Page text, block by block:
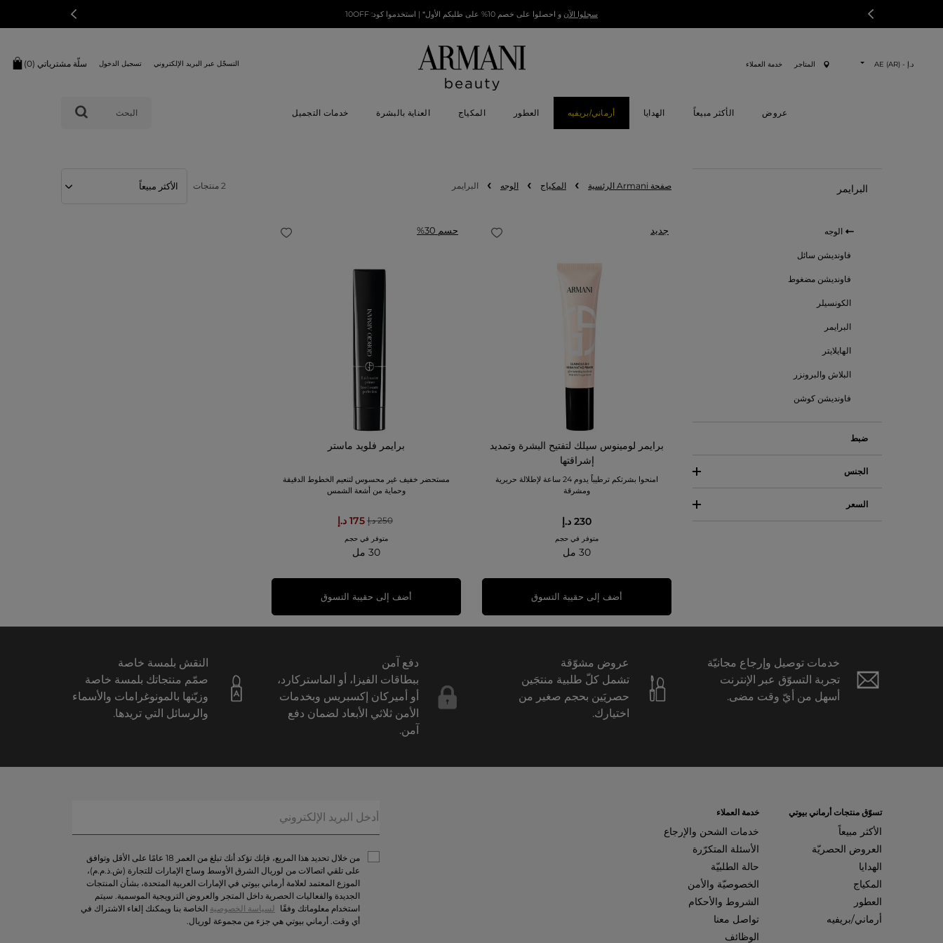
سجلوا الآن و احصلوا على خصم 10% على طلبكم الأول* | استخدموا كود: 10OFF
د.إ - AE (AR) المتاجر خدمة العملاء التسجّل عبر البريد الإلكتروني تسجيل الدخول سلّة مشترياتي (0
)
عروض الأكثر مبيعاً الهدايا أرماني/بريفيه العطور المكياج العناية بالبشرة خدمات التجميل البحث
البرايمر
الوجه
فاونديشن سائل
فاونديشن مضغوط
الكونسيلر
البرايمر
الهايلايتر
البلاش والبرونزر
فاونديشن كوشن
ضبط
الجنس
Femaleالسعر
صفحة Armani الرئسية المكياج الوجه البرايمر 2 منتجات
جديد
برايمر لومينوس سيلك لتفتيح البشرة وتمديد
إشراقتها
امنحوا بشرتكم ترطيباً يدوم 24 ساعة لإطلالة حريرية
ومشرقة
230 د.إ
متوفر في حجم
30 مل
أضف إلى حقيبة التسوق
حسم 30%
برايمر فلويد ماستر
مستحضر خفيف غير محسوس لتنعيم الخطوط الدقيقة
وحماية من أشعة الشمس
250 د.إ 175 د.إ
متوفر في حجم
30 مل
أضف إلى حقيبة التسوق
خدمات توصيل وإرجاع مجانيّة
تجربة التسوّق عبر الإنترنت
أسهل من أيّ وقت مضى.
عروض مشوّقة
تشمل كلّ طلبية منتجَين
حصريَين بحجم صغير من
اختيارك.
دفع آمن
ببطاقات الفيزا، أو الماستركارد،
أو أميركان إكسبريس وبخدمات
الأمن ثلاثي الأبعاد لضمان دفع
آمن.
النقش بلمسة خاصة
صمّم منتجاتك بلمسة خاصة
وزيّنها بالمونوغرامات والأسماء
والرسائل التي تريدها.
تسوّق منتجات أرماني بيوتي
الأكثر مبيعاً
العروض الحصريّة
الهدايا
المكياج
العطور
أرماني/بريفيه
خدمة العملاء
خدمات الشحن والإرجاع
الأسئلة المتكرّرة
حالة الطلبيّة
الخصوصيّة والأمن
الشروط والأحكام
تواصل معنا
الوظائف
من خلال تحديد هذا المربع، فإنك تؤكد أنك تبلغ من العمر 18 عامًا على الأقل وتوافق
على تلقي اتصالات من لوريال الشرق الأوسط وساج الإمارات للتجارة (ش.ذ.م.م)،
الموزع المعتمد لعلامة أرماني بيوتي في الإمارات العربية المتحدة، بشأن المنتجات
الجديدة والفعاليات الحصرية داخل المتجر والعروض الترويجية الموسمية. سيتم
استخدام معلوماتك وفقًا
لسياسة الخصوصية الخاصة بنا ويمكنك إلغاء الاشتراك في
أي وقت. أرماني بيوتي هي جزء من مجموعة لوريال.